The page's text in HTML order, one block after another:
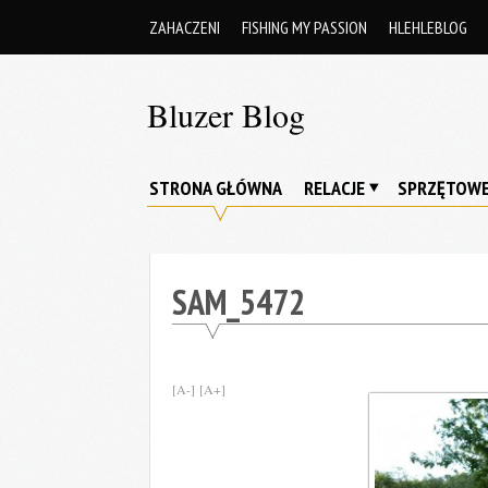
ZAHACZENI FISHING MY PASSION HLEHLEBLOG
Bluzer Blog
spinningiem
zachwycam
STRONA GŁÓWNA RELACJE
SAM_5472
[A-] [A+]